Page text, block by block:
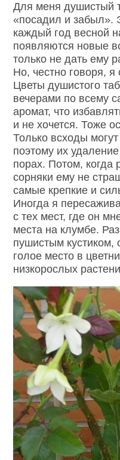
Для меня душистый
«посадил и забыл».
каждый год весной
появляются новые
только не дать ему
Но, честно говоря,
Цветы душистого
вечерами по всему
аромат, что
и не хочется. Тоже
Только всходы
поэтому их
порах. Потом, когда
сорняки ему не
самые крепкие и
Иногда я
с тех мест, где он
места на клумбе.
пушистым кустиком,
голое место в
низкорослых